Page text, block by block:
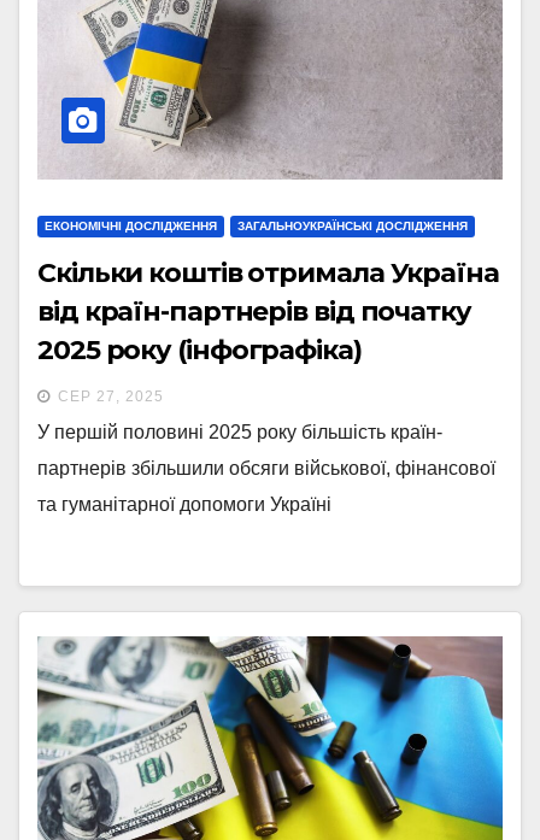
ЕКОНОМІЧНІ ДОСЛІДЖЕННЯ ЗАГАЛЬНОУКРАЇНСЬКІ ДОСЛІДЖЕННЯ
Скільки коштів отримала Україна
від країн-партнерів від початку
2025 року (інфографіка)
СЕР 27, 2025
У першій половині 2025 року більшість країн-
партнерів збільшили обсяги військової, фінансової
та гуманітарної допомоги Україні